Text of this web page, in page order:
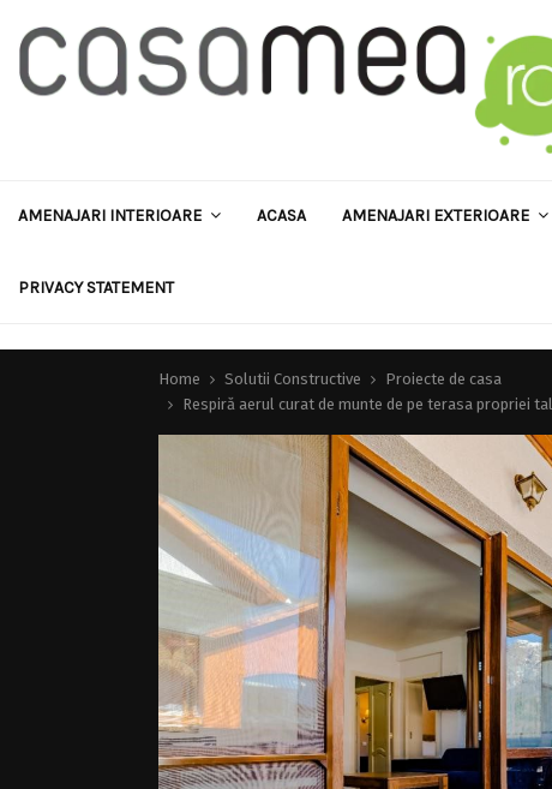
AMENAJARI INTERIOARE ACASA AMENAJARI EXTERIOARE
PRIVACY STATEMENT
Home Solutii Constructive
Proiecte de casa
Respiră aerul curat de munte de pe terasa propriei